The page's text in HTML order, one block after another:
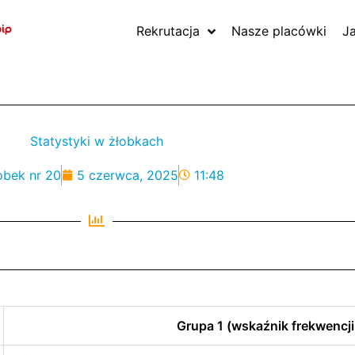
Rekrutacja Nasze placówki
Statystyki w żłobkach
nr 20 5 czerwca, 2025 11:48
Grupa 1 (wskaźnik